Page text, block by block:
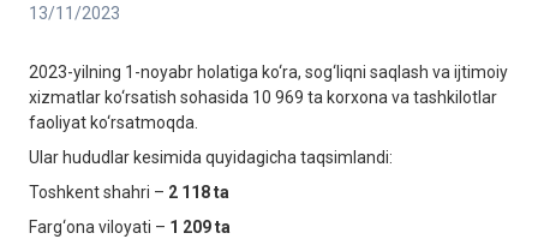
13/11/2023
2023-yilning 1-noyabr holatiga ko‘ra, sog‘liqni saqlash va ijtimoiy
xizmatlar ko‘rsatish sohasida 10 969 ta korxona va tashkilotlar
faoliyat ko‘rsatmoqda.
Ular hududlar kesimida quyidagicha taqsimlandi:
Toshkent shahri – 2 118 ta
Farg‘ona viloyati – 1 209 ta